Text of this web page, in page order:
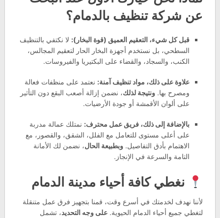
عن شركة تنظيف بالدمام؟
قبل كل شيء، التعقيم العميق (قوة البخار): لا نكتفي بالتنظيف
السطحي، بل نستخدم أجهزة البخار الحار لتعقيم المجالس،
الكنب، والسجاد، والقضاء على البكتيريا والفيروسات.
علاوة على ذلك، مواد تنظيف آمنة: نعتمد على منظفات فعالة
ومصرح بها. ونتيجة لذلك، نضمن إزالة أصعب البقع دون التأثير
على ألوان الأقمشة أو جودة الأرضيات.
بالإضافة إلى ذلك، فريق عمل محترف: نمتلك عمالة مدربة
على أعلى مستوى للتعامل مع الفلل، الشقق، والقصور، مع
الاهتمام بأدق التفاصيل. وبطبيعة الحال، نضمن لك الأمانة
التامة والسرعة في الإنجاز.
نغطي كافة أحياء مدينة الدمام
لأننا نهدف لخدمتك في أسرع وقت، قمنا بتجهيز فرق عمل متنقلة
لتغطي جميع أحياء الدمام الحيوية. على وجه التحديد، تشمل